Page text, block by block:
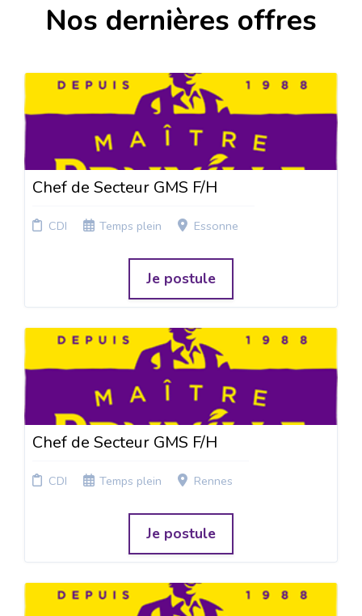
Nos dernières offres
Chef de Secteur GMS F/H
CDI Temps plein Essonne
Je postule
Chef de Secteur GMS F/H
CDI Temps plein Rennes
Je postule